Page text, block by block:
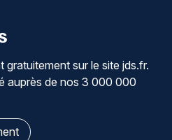
sur le site jds.fr.
auprès de nos 3 000 000